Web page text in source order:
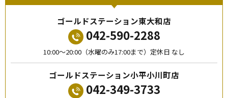
ゴールドステーション東大和店
042-590-2288
10:00〜20:00（水曜のみ17:00まで）定休日 なし
ゴールドステーション小平小川町店
042-349-3733